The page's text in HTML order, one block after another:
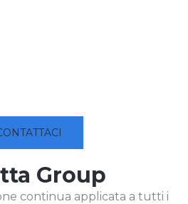
Group
continua applicata a tutti i